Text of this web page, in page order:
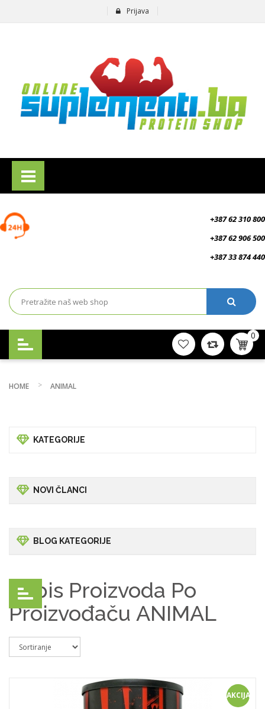
Prijava
+387 62 310 800
+387 62 906 500
+387 33 874 440
0
HOME ANIMAL
KATEGORIJE
NOVI ČLANCI
BLOG KATEGORIJE
Popis Proizvoda Po
Proizvođaču ANIMAL
AKCIJA!